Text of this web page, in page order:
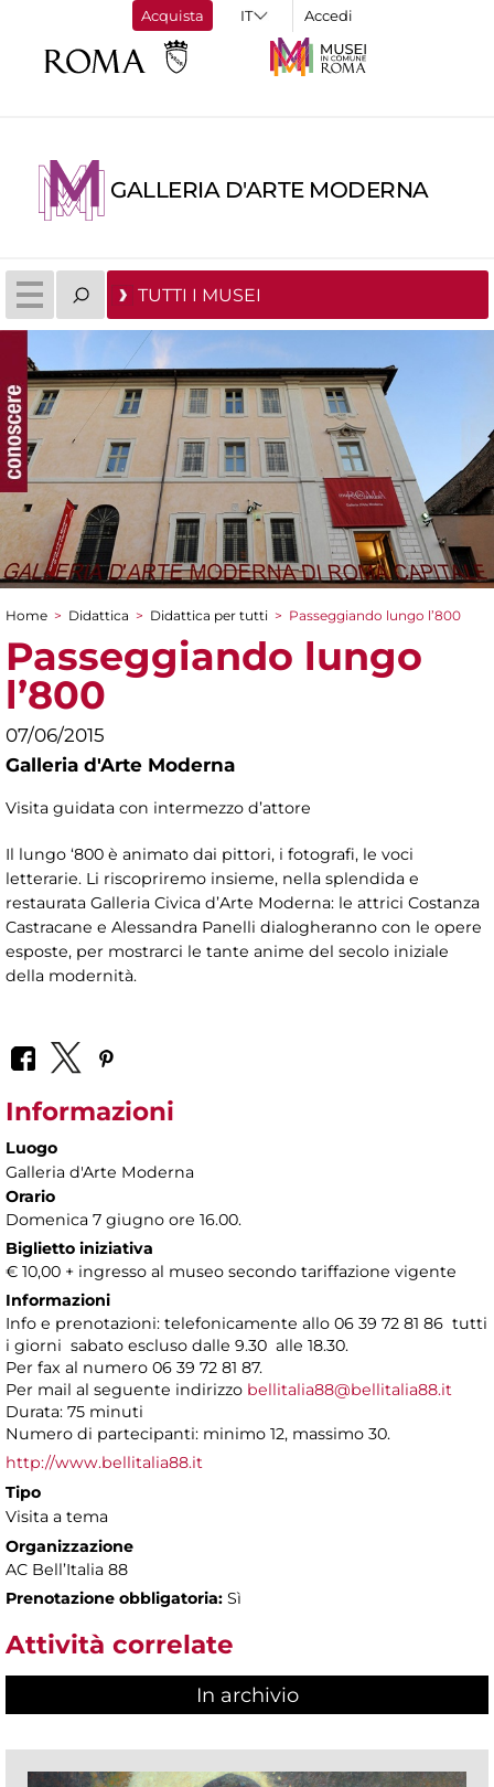
Acquista Accedi
GALLERIA D'ARTE MODERNA
TUTTI I MUSEI
Tu sei qui
Home > Didattica > Didattica per tutti > Passeggiando lungo l’800
Passeggiando lungo
l’800
07/06/2015
Galleria d'Arte Moderna
Visita guidata con intermezzo d’attore
Il lungo ‘800 è animato dai pittori, i fotografi, le voci
letterarie. Li riscopriremo insieme, nella splendida e
restaurata Galleria Civica d’Arte Moderna: le attrici Costanza
Castracane e Alessandra Panelli dialogheranno con le opere
esposte, per mostrarci le tante anime del secolo iniziale
della modernità.
Informazioni
Luogo
Galleria d'Arte Moderna
Orario
Domenica 7 giugno ore 16.00.
Biglietto iniziativa
€ 10,00 + ingresso al museo secondo tariffazione vigente
Informazioni
Info e prenotazioni: telefonicamente allo 06 39 72 81 86 tutti
i giorni sabato escluso dalle 9.30 alle 18.30.
Per fax al numero 06 39 72 81 87.
Per mail al seguente indirizzo bellitalia88@bellitalia88.it
Durata: 75 minuti
Numero di partecipanti: minimo 12, massimo 30.
http://www.bellitalia88.it
Tipo
Visita a tema
Organizzazione
AC Bell’Italia 88
Prenotazione obbligatoria: Sì
Attività correlate
In archivio